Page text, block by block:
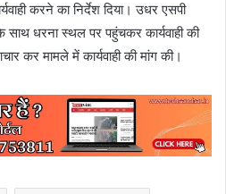
करने का निर्देश दिया। उधर एसपी
साथ धरना स्थल पर पहुंचकर कार्यवाही की
कर मामले में कार्यवाही की मांग की।